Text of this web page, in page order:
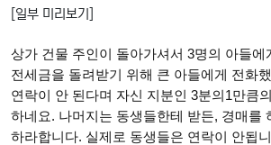
[일부 미리보기]
상가 건물 주인이 돌아가셔서 3명의 아들에
전세금을 돌려받기 위해 큰 아들에게 전화
연락이 안 된다며 자신 지분인 3분의1만큼
하네요. 나머지는 동생들한테 받든, 경매를
하라합니다. 실제로 동생들은 연락이 안됩